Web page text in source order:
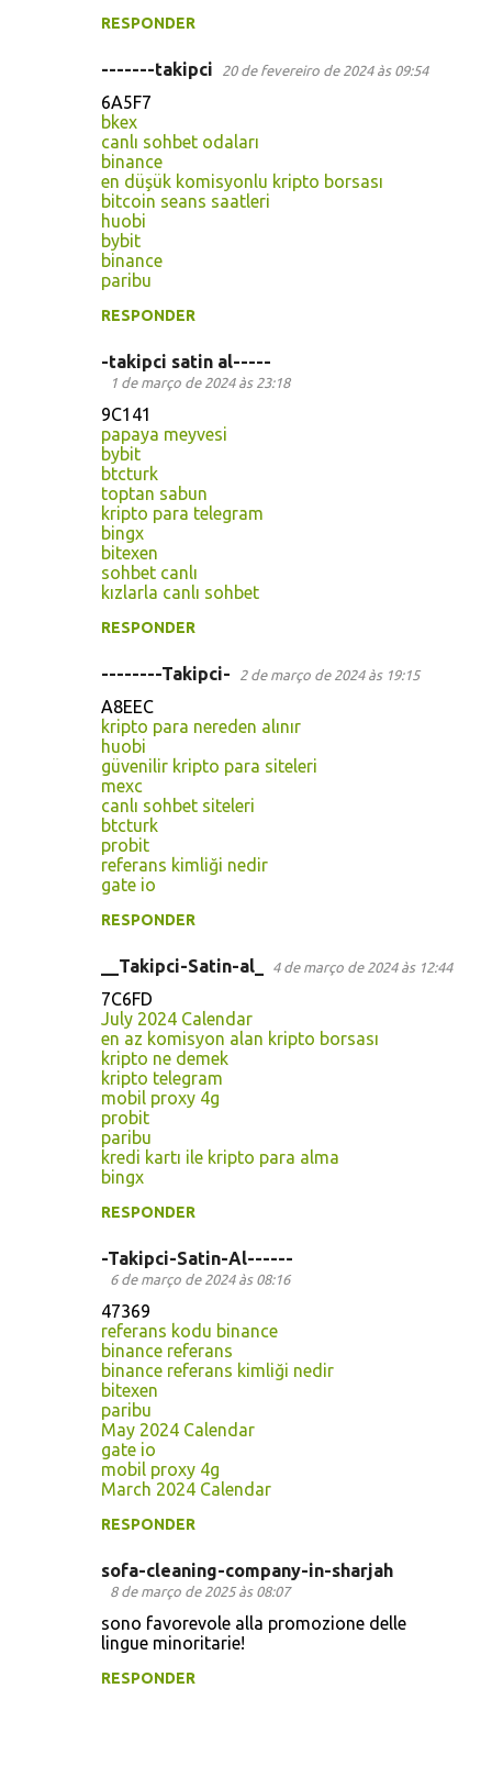
RESPONDER
-------takipci 20 de fevereiro de 2024 às 09:54
6A5F7
bkex
canlı sohbet odaları
binance
en düşük komisyonlu kripto borsası
bitcoin seans saatleri
huobi
bybit
binance
paribu
RESPONDER
-takipci satin al-----
1 de março de 2024 às 23:18
9C141
papaya meyvesi
bybit
btcturk
toptan sabun
kripto para telegram
bingx
bitexen
sohbet canlı
kızlarla canlı sohbet
RESPONDER
--------Takipci- 2 de março de 2024 às 19:15
A8EEC
kripto para nereden alınır
huobi
güvenilir kripto para siteleri
mexc
canlı sohbet siteleri
btcturk
probit
referans kimliği nedir
gate io
RESPONDER
__Takipci-Satin-al_ 4 de março de 2024 às 12:44
7C6FD
July 2024 Calendar
en az komisyon alan kripto borsası
kripto ne demek
kripto telegram
mobil proxy 4g
probit
paribu
kredi kartı ile kripto para alma
bingx
RESPONDER
-Takipci-Satin-Al------
6 de março de 2024 às 08:16
47369
referans kodu binance
binance referans
binance referans kimliği nedir
bitexen
paribu
May 2024 Calendar
gate io
mobil proxy 4g
March 2024 Calendar
RESPONDER
sofa-cleaning-company-in-sharjah
8 de março de 2025 às 08:07
sono favorevole alla promozione delle
lingue minoritarie!
RESPONDER